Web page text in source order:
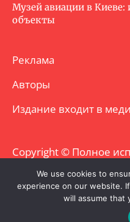
Музей авиации в
объекты
Реклама
Авторы
Издание входит в
Copyright © Полное
запрещено. Частично
гиперссылкой.
We use cookies to
experience on our website.
will assume that